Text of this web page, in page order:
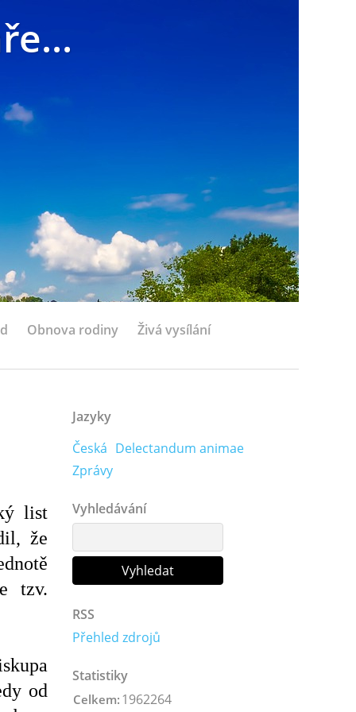
Obnova rodiny Živá vysílání
list
že
tzv.
od
Jazyky
Česká Delectandum animae
Zprávy
Vyhledávání
RSS
Přehled zdrojů
Statistiky
Celkem: 1962264